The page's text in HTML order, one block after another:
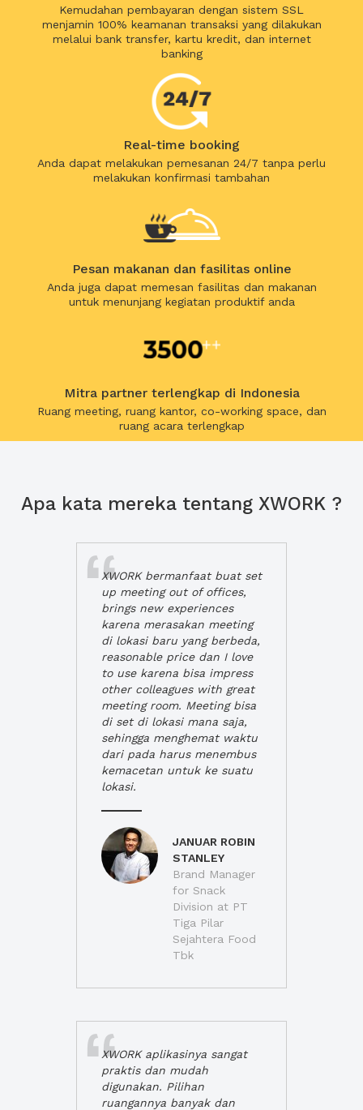
Kemudahan pembayaran dengan sistem SSL
menjamin 100% keamanan transaksi yang dilakukan
melalui bank transfer, kartu kredit, dan internet
banking
Real-time booking
Anda dapat melakukan pemesanan 24/7 tanpa perlu
melakukan konfirmasi tambahan
Pesan makanan dan fasilitas online
Anda juga dapat memesan fasilitas dan makanan
untuk menunjang kegiatan produktif anda
Mitra partner terlengkap di Indonesia
Ruang meeting, ruang kantor, co-working space, dan
ruang acara terlengkap
Apa kata mereka tentang XWORK ?
XWORK bermanfaat buat set
up meeting out of offices,
brings new experiences
karena merasakan meeting
di lokasi baru yang berbeda,
reasonable price dan I love
to use karena bisa impress
other colleagues with great
meeting room. Meeting bisa
di set di lokasi mana saja,
sehingga menghemat waktu
dari pada harus menembus
kemacetan untuk ke suatu
lokasi.
JANUAR ROBIN
STANLEY
Brand Manager
for Snack
Division at PT
Tiga Pilar
Sejahtera Food
Tbk
XWORK aplikasinya sangat
praktis dan mudah
digunakan. Pilihan
ruangannya banyak dan